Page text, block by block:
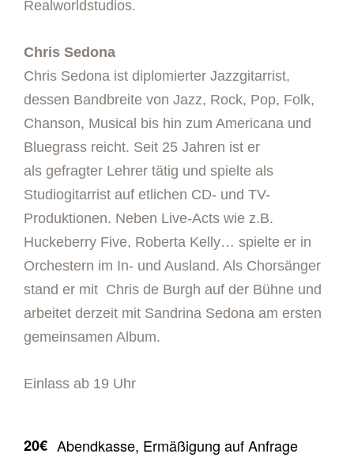
Realworldstudios.
Chris Sedona
Chris Sedona ist diplomierter Jazzgitarrist,
dessen Bandbreite von Jazz, Rock, Pop, Folk,
Chanson, Musical bis hin zum Americana und
Bluegrass reicht. Seit 25 Jahren ist er
als gefragter Lehrer tätig und spielte als
Studiogitarrist auf etlichen CD- und TV-
Produktionen. Neben Live-Acts wie z.B.
Huckeberry Five, Roberta Kelly… spielte er in
Orchestern im In- und Ausland. Als Chorsänger
stand er mit Chris de Burgh auf der Bühne und
arbeitet derzeit mit Sandrina Sedona am ersten
gemeinsamen Album.
Einlass ab 19 Uhr
20€ Abendkasse, Ermäßigung auf Anfrage